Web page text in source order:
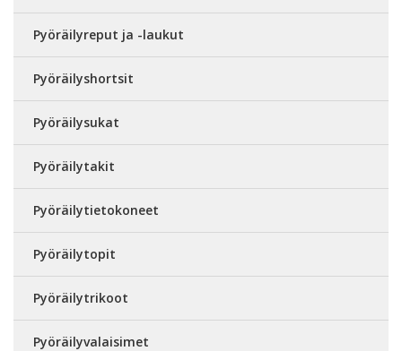
Pyöräilyreput ja -laukut
Pyöräilyshortsit
Pyöräilysukat
Pyöräilytakit
Pyöräilytietokoneet
Pyöräilytopit
Pyöräilytrikoot
Pyöräilyvalaisimet